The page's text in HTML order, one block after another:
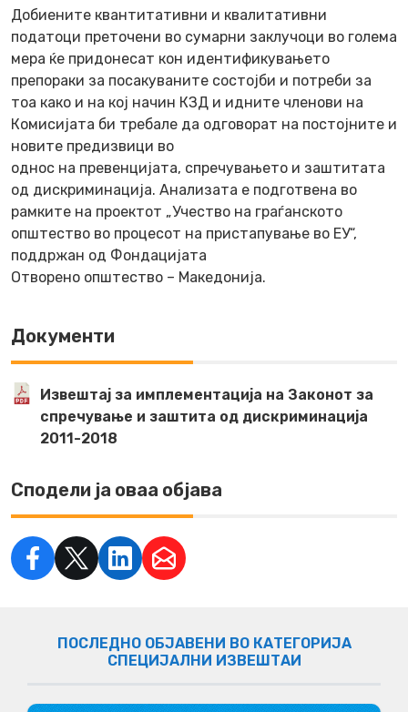
Добиените квантитативни и квалитативни
податоци преточени во сумарни заклучоци во голема
мера ќе придонесат кон идентификувањето
препораки за посакуваните состојби и потреби за
тоа како и на кој начин КЗД и идните членови на
Комисијата би требале да одговорат на постојните и
новите предизвици во
однос на превенцијата, спречувањето и заштитата
од дискриминација. Анализата е подготвена во
рамките на проектот „Учество на граѓанското
општество во процесот на пристапување во ЕУ“,
поддржан од Фондацијата
Отворено општество – Македонија.
Документи
Извештај за имплементација на Законот за
спречување и заштита од дискриминација
2011-2018
Сподели ја оваа објава
ПОСЛЕДНО ОБЈАВЕНИ ВО КАТЕГОРИЈА
СПЕЦИЈАЛНИ ИЗВЕШТАИ